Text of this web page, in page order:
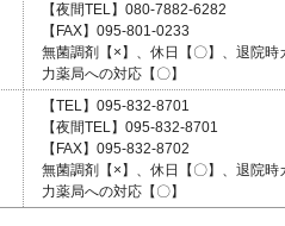
【夜間TEL】080-7882-6282
【FAX】095-801-0233
無菌調剤【×】、休日【〇】、退院
力薬局への対応【〇】
【TEL】095-832-8701
【夜間TEL】095-832-8701
【FAX】095-832-8702
無菌調剤【×】、休日【〇】、退院
力薬局への対応【〇】